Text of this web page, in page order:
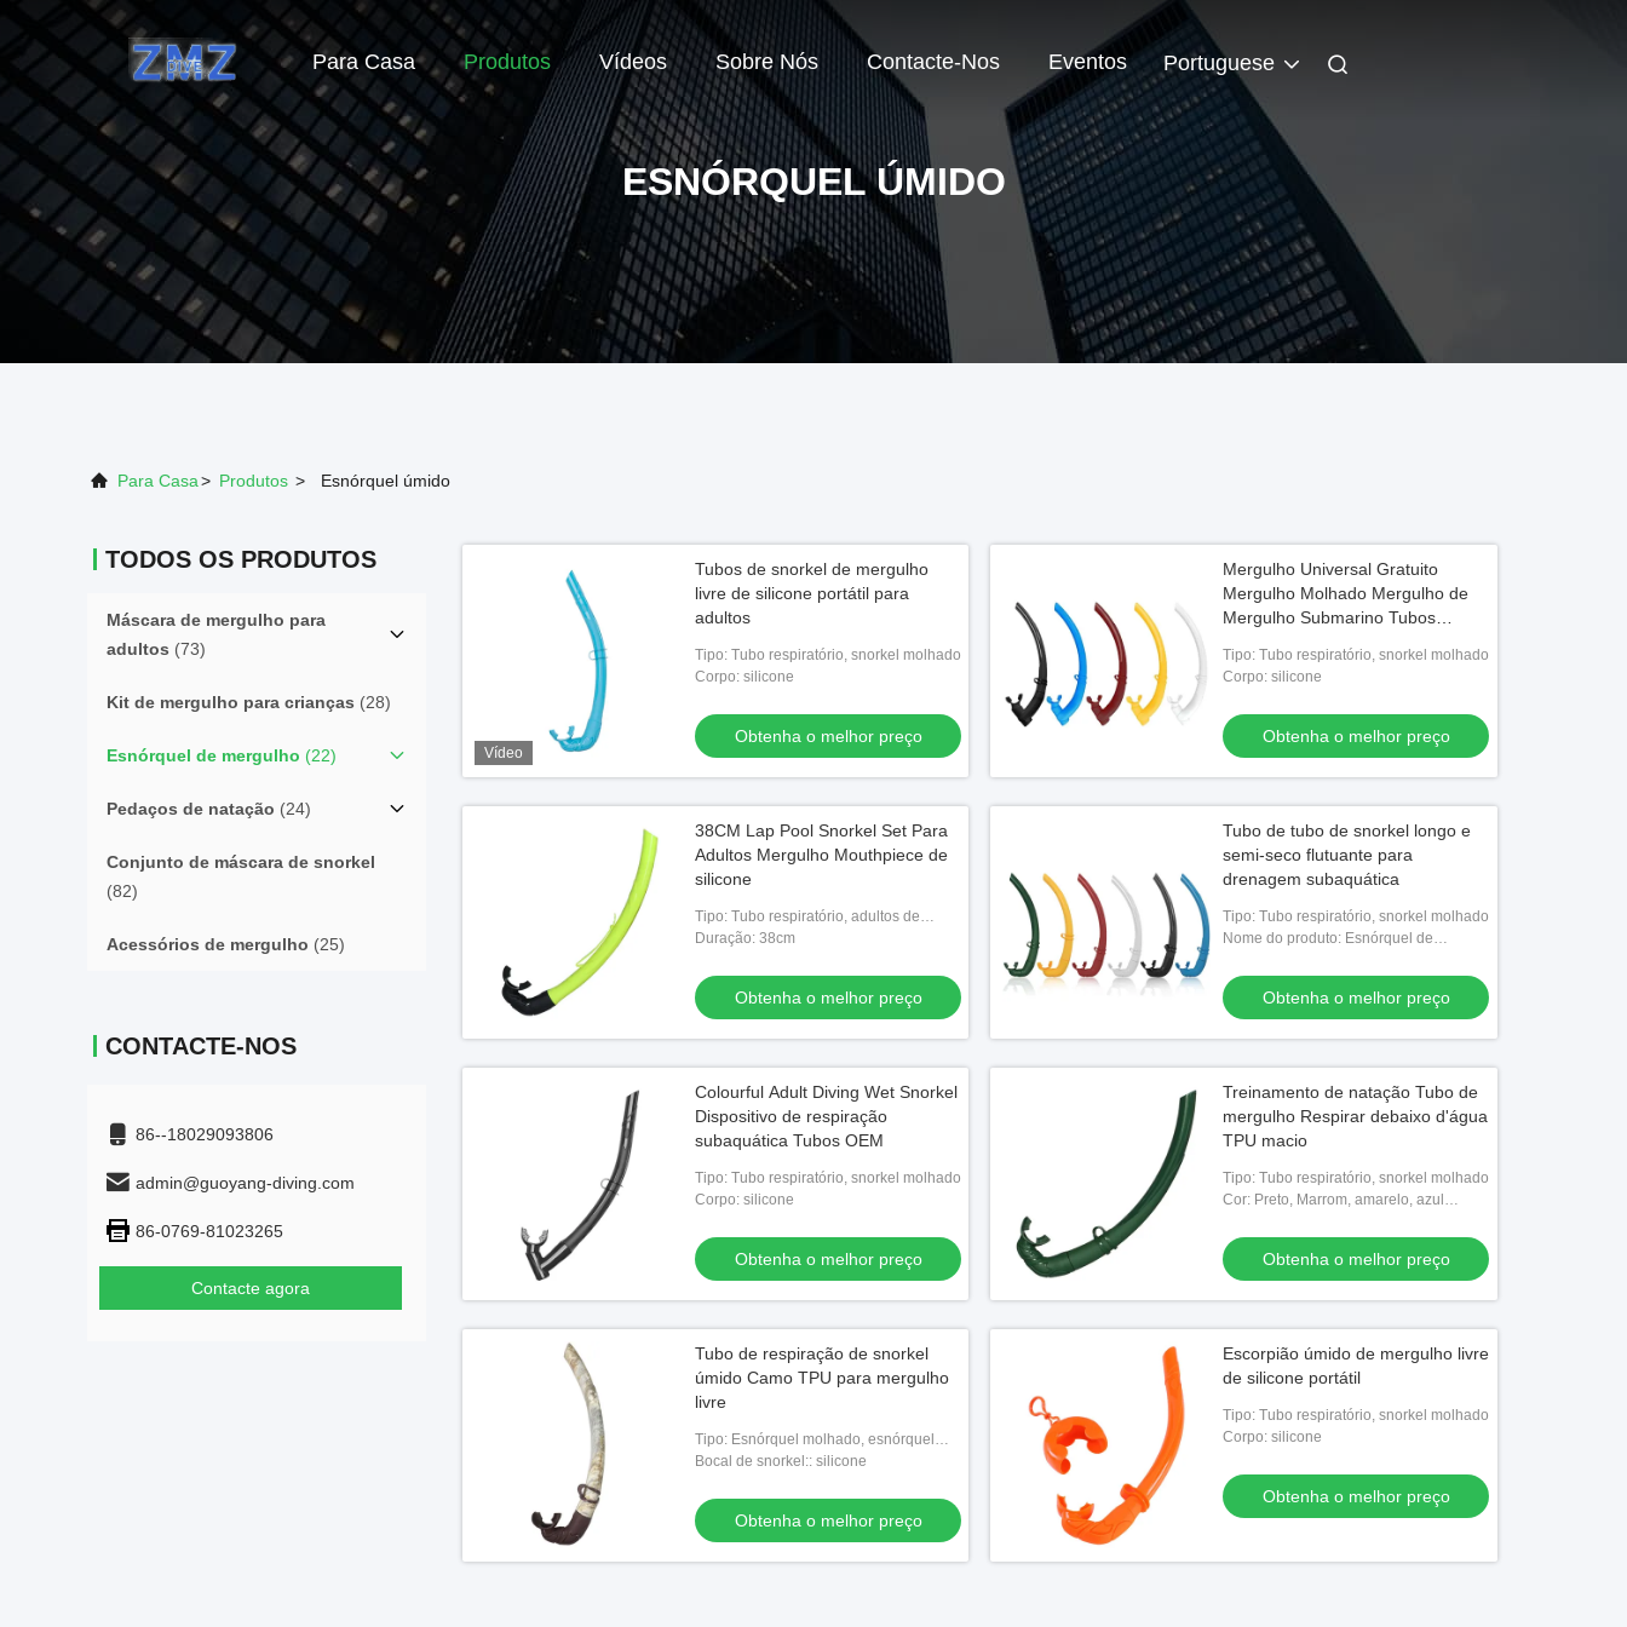
Para Casa Produtos Vídeos Sobre Nós Contacte-Nos Eventos Portuguese
ESNÓRQUEL ÚMIDO
Para Casa> Produtos > Esnórquel úmido
TODOS OS PRODUTOS
Máscara de mergulho para
adultos (73)
Kit de mergulho para crianças (28)
Esnórquel de mergulho (22)
Pedaços de natação (24)
Conjunto de máscara de snorkel
(82)
Acessórios de mergulho (25)
CONTACTE-NOS
86--18029093806
admin@guoyang-diving.com
86-0769-81023265
Contacte agora
Vídeo
Tubos de snorkel de mergulho
livre de silicone portátil para
adultos
Tipo: Tubo respiratório, snorkel molhado
Corpo: silicone
Obtenha o melhor preço
Mergulho Universal Gratuito
Mergulho Molhado Mergulho de
Mergulho Submarino Tubos
Tipo: Tubo respiratório, snorkel molhado
Corpo: silicone
Obtenha o melhor preço
38CM Lap Pool Snorkel Set Para
Adultos Mergulho Mouthpiece de
silicone
Tipo: Tubo respiratório, adultos de
snorkel úmido
Duração: 38cm
Obtenha o melhor preço
Tubo de tubo de snorkel longo e
semi-seco flutuante para
drenagem subaquática
Tipo: Tubo respiratório, snorkel molhado
Nome do produto: Esnórquel de
Obtenha o melhor preço
Colourful Adult Diving Wet Snorkel
Dispositivo de respiração
subaquática Tubos OEM
Tipo: Tubo respiratório, snorkel molhado
Corpo: silicone
Obtenha o melhor preço
Treinamento de natação Tubo de
mergulho Respirar debaixo d'água
TPU macio
Tipo: Tubo respiratório, snorkel molhado
Cor: Preto, Marrom, amarelo, azul
Obtenha o melhor preço
Tubo de respiração de snorkel
úmido Camo TPU para mergulho
livre
Tipo: Esnórquel molhado, esnórquel
molhado
Bocal de snorkel:: silicone
Obtenha o melhor preço
Escorpião úmido de mergulho livre
de silicone portátil
Tipo: Tubo respiratório, snorkel molhado
Corpo: silicone
Obtenha o melhor preço